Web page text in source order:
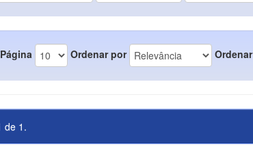
Ordenar por Ordenar
de 1.